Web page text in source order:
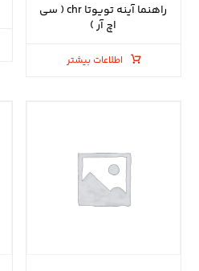
راهنما آینه تویوتا chr ( سی
اچ آر )
اطلاعات بیشتر